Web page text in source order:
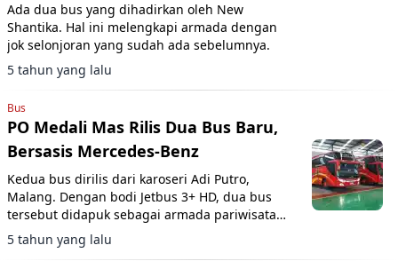
Ada dua bus yang dihadirkan oleh New
Shantika. Hal ini melengkapi armada dengan
jok selonjoran yang sudah ada sebelumnya.
5 tahun yang lalu
Bus
PO Medali Mas Rilis Dua Bus Baru,
Bersasis Mercedes-Benz
Kedua bus dirilis dari karoseri Adi Putro,
Malang. Dengan bodi Jetbus 3+ HD, dua bus
tersebut didapuk sebagai armada pariwisata
Medali Mas.
5 tahun yang lalu